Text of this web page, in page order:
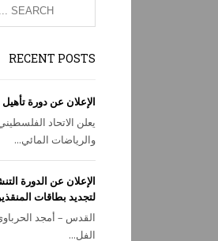
RECENT POSTS
الإعلان عن دورة
يعلن الاتحاد
والرياضات المائي...
الإعلان عن الدورة
لتجديد بطاقات المنقذين
القدس – أمجد
الفل...